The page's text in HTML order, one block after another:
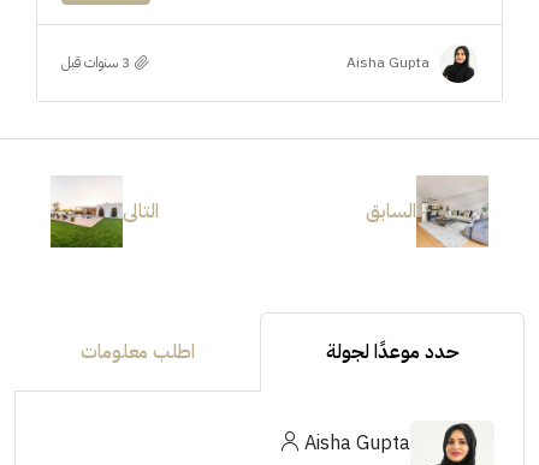
Aisha Gupta
السابق التالى
حدد موعدًا لجولة اطلب معلومات
Aisha Gupta